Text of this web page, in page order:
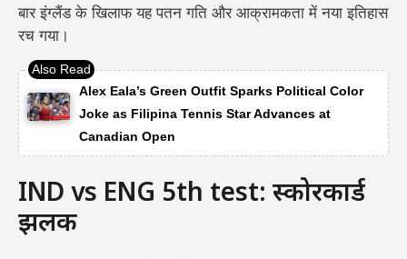
बार इंग्लैंड के खिलाफ यह पतन गति और आक्रामकता में नया इतिहास
रच गया।
Alex Eala’s Green Outfit Sparks Political Color
Joke as Filipina Tennis Star Advances at
Canadian Open
IND vs ENG 5th test: स्कोरकार्ड
झलक